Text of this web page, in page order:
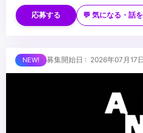
・制作進行・アシスタントディレ
・プロジェクト管理ツール（
経験
・AIツールの活用に前向きな方
■求める人物像
・進行管理が得意で、周囲を巻き
・段取り・気配りが得意で、丁寧
・将来PM・プロデューサーを目指
応募する 💬 気になる・話
募集開始日 : 2026年07月17日